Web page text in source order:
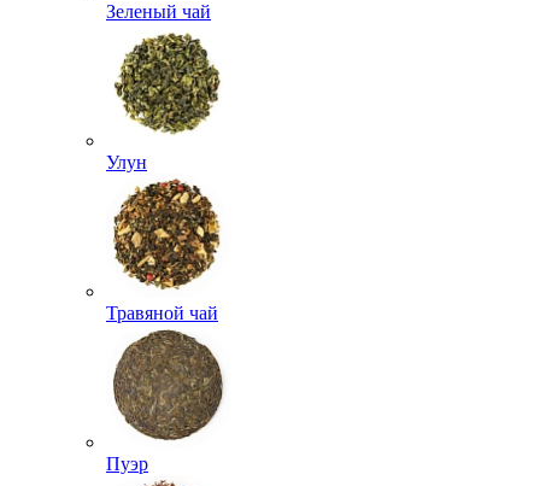
Зеленый чай
Улун
Травяной чай
Пуэр